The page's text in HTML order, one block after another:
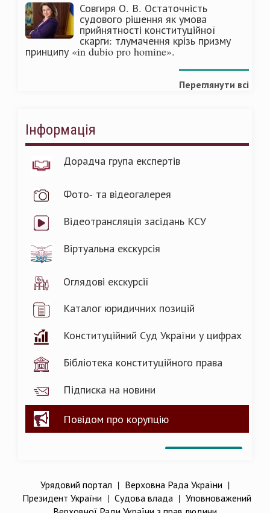
Совгиря О. В. Остаточність
судового рішення як умова
прийнятності конституційної
скарги: тлумачення крізь призму
принципу «in dubio pro homine».
Переглянути всі
Інформація
Дорадча група експертів
Фото- та відеогалерея
Відеотрансляція засідань КСУ
Віртуальна екскурсія
Оглядові екскурсії
Каталог юридичних позицій
Конституційний Суд України у цифрах
Бібліотека конституційного права
Підписка на новини
Повідом про корупцію
Урядовий портал | Верховна Рада України |
Президент України | Судова влада| Уповноважений